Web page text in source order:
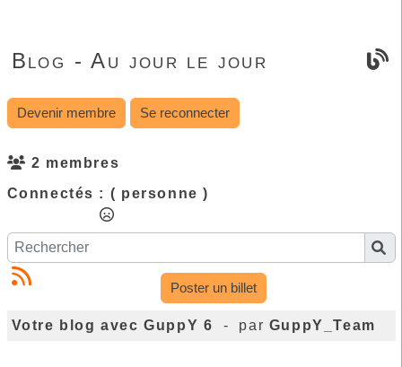
Blog - Au jour le jour
Devenir membre Se reconnecter
2 membres
Connectés : ( personne )
Poster un billet
Votre blog avec GuppY 6 - par GuppY_Team